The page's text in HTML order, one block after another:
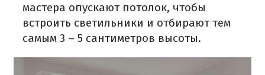
мастера опускают потолок, чтобы
встроить светильники и отбирают тем
самым 3 – 5 сантиметров высоты.